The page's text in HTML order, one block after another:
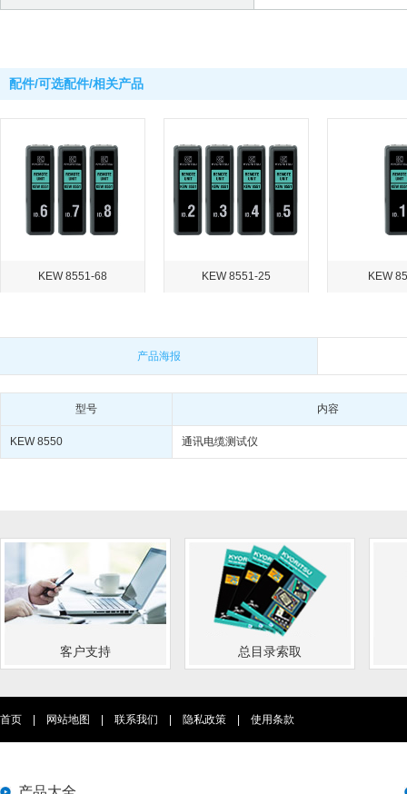
配件/可选配件/相关产品
KEW 8551-68 KEW 8551-25 KEW
产品海报
型号 内容
KEW 8550 通讯电缆测试仪
客户支持 总目录索取
首页 网站地图 联系我们 隐私政策 使用条款